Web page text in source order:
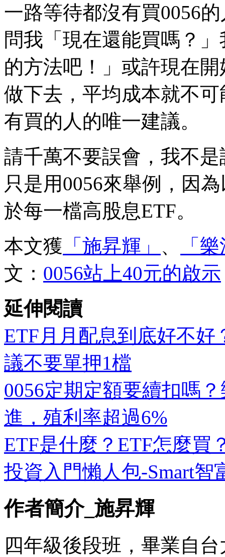
一路等待都沒有買0056
問我「現在還能買嗎？
的方法吧！」或許現在
做下去，平均成本就不
有買的人的唯一建議。
請千萬不要誤會，我不
只是用0056來舉例，因
於每一檔高股息ETF。
本文獲 「施昇輝」 、
「
文： 0056站上40元的啟示
延伸閱讀
ETF月月配息到底好不
議不要單押1檔
0056定期定額要續扣嗎
進，殖利率超過6%
ETF是什麼？ETF怎麼買
投資入門懶人包-Smart智
作者簡介_施昇輝
四年級後段班，畢業自